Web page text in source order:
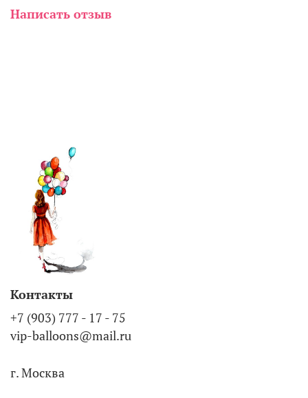
Написать отзыв
Контакты
+7 (903) 777 - 17 - 75
vip-balloons@mail.ru
г. Москва